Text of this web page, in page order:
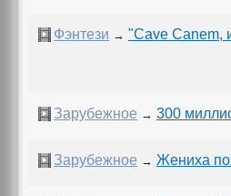
Фэнтези → "Cave Canem,
Зарубежное → 300
Зарубежное → Жениха